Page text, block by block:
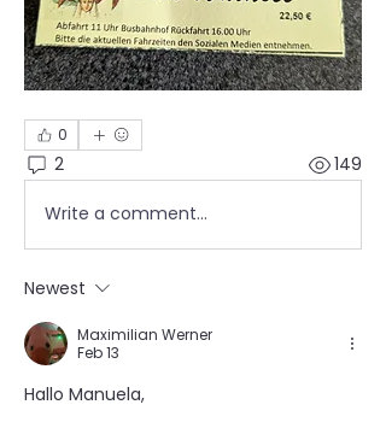
0
2 149
Write a comment...
Newest
Maximilian Werner
Feb 13
Hallo Manuela,